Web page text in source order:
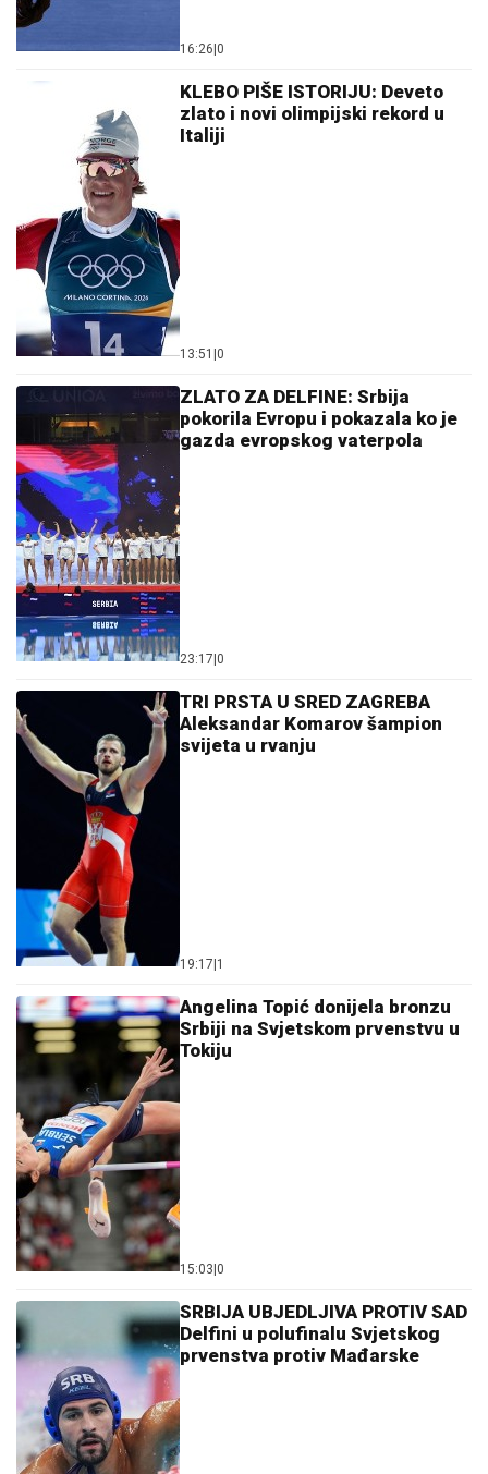
Samo da mi dete bude dobro: Danas se majke mole
Svetoj Petki
08. 08. 2026 07:36
Evo u kojim banjama važi vaučer od 10.000 dinara -
kompletan spisak destinacija u Srbiji
06. 08. 2026 07:08
Letnje večeri u gradu više nisu rezervisane za vikend:
Zašto sve više ljudi bira večeru koja se spontano
23. 07. 2026 12:47
Čiji hromozom određuje pol deteta? XX rađa se
devojčica, XY rađa se dečak
07. 08. 2026 09:47